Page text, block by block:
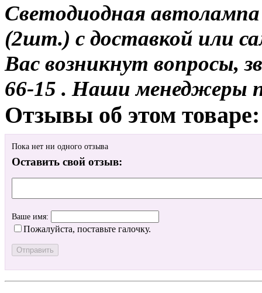
Светодиодная
(2шт.) с доставкой или
Вас возникнут вопросы,
66-15 . Наши менеджеры
Отзывы об этом товаре:
Пока нет ни одного отзыва
Оставить свой отзыв:
Ваше имя:
Пожалуйста, поставьте галочку.